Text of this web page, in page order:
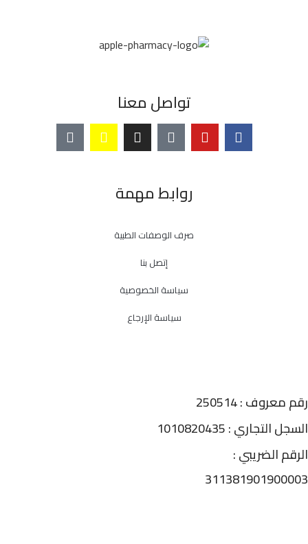
تواصل معنا
روابط مهمة
صرف الوصفات الطبية
إتصل بنا
سياسة الخصوصية
سياسة الإرجاع
رقم معروف : 250514
السجل التجاري : 1010820435
الرقم الضريبي :
311381901900003